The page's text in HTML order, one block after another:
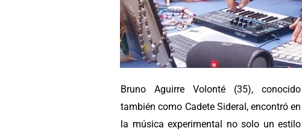
Bruno Aguirre Volonté (35), conocido
también como Cadete Sideral, encontró en
la música experimental no solo un estilo